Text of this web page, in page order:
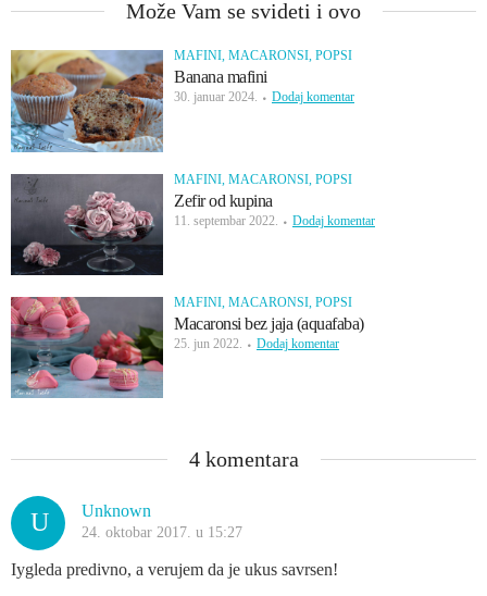
Može Vam se svideti i ovo
MAFINI, MACARONSI, POPSI
Banana mafini
30. januar 2024. Dodaj komentar
MAFINI, MACARONSI, POPSI
Zefir od kupina
11. septembar 2022. Dodaj komentar
MAFINI, MACARONSI, POPSI
Macaronsi bez jaja (aquafaba)
25. jun 2022. Dodaj komentar
4 komentara
U Unknown
24. oktobar 2017. u 15:27
Iygleda predivno, a verujem da je ukus savrsen!